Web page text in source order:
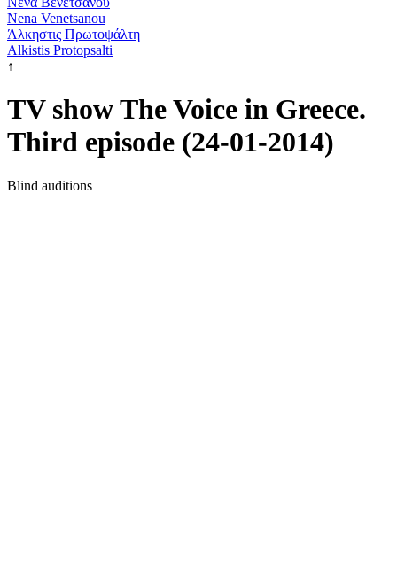
Nena Venetsanou
Άλκηστις Πρωτοψάλτη
Alkistis Protopsalti
↑
TV show The Voice in Greece.
Third episode (24-01-2014)
Blind auditions